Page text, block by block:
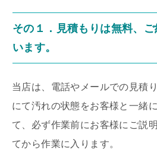
その１．見積もりは無料、
います。
当店は、電話やメールでの見積
にて汚れの状態をお客様と一緒
て、必ず作業前にお客様にご説
てから作業に入ります。